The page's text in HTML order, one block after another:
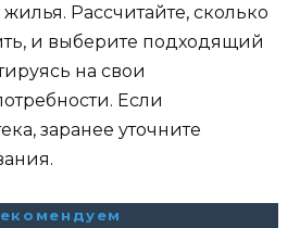
Рассчитайте, сколько
и выберите подходящий
на свои
Если
заранее уточните